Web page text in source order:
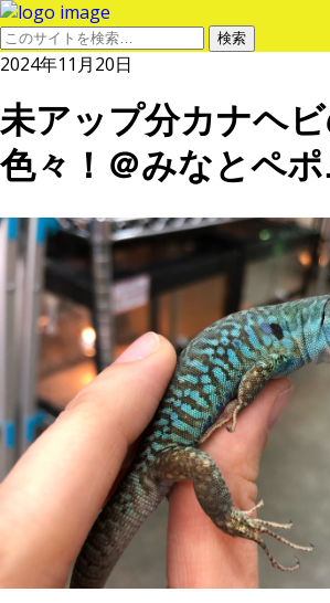
2024年11月20日
未アップ分カナヘ
色々！＠みなとペ